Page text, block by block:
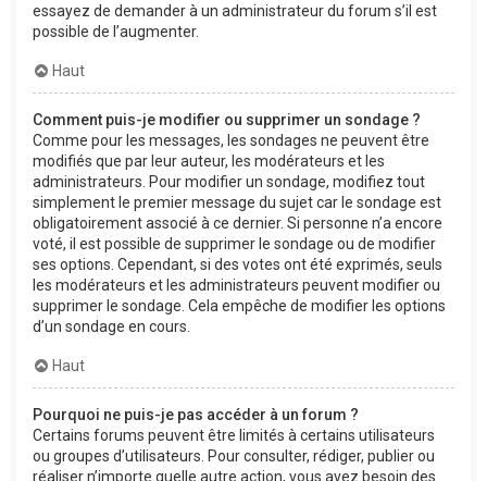
essayez de demander à un administrateur du forum s’il est
possible de l’augmenter.
Haut
Comment puis-je modifier ou supprimer un sondage ?
Comme pour les messages, les sondages ne peuvent être
modifiés que par leur auteur, les modérateurs et les
administrateurs. Pour modifier un sondage, modifiez tout
simplement le premier message du sujet car le sondage est
obligatoirement associé à ce dernier. Si personne n’a encore
voté, il est possible de supprimer le sondage ou de modifier
ses options. Cependant, si des votes ont été exprimés, seuls
les modérateurs et les administrateurs peuvent modifier ou
supprimer le sondage. Cela empêche de modifier les options
d’un sondage en cours.
Haut
Pourquoi ne puis-je pas accéder à un forum ?
Certains forums peuvent être limités à certains utilisateurs
ou groupes d’utilisateurs. Pour consulter, rédiger, publier ou
réaliser n’importe quelle autre action, vous avez besoin des